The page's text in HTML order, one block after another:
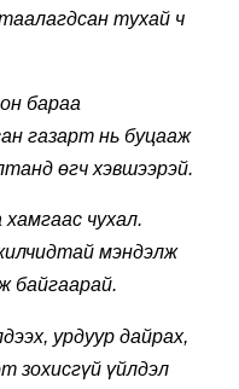
тухай ч
бараа
газарт нь буцааж
өгч хэвшээрэй.
чухал.
мэндэлж
байгаарай.
урдуур дайрах,
зохисгүй үйлдэл